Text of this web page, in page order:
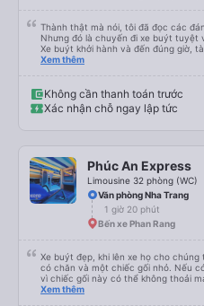
Thành thật mà nói, tôi đã đọc các
Nhưng đó là chuyến đi xe buýt tuyệt
Xe buýt khởi hành và đến đúng giờ,
dù vẫn hơi xóc, nhưng đó là đặc
Xem thêm
Không cần thanh toán trước
Xác nhận chỗ ngay lập tức
Phúc An Express
Limousine 32 phòng (WC)
Văn phòng Nha Trang
1 giờ 20 phút
Bến xe Phan Rang
Xe buýt đẹp, khi lên xe họ cho
có chăn và một chiếc gối nhỏ. Nếu
vì chiếc gối này có thể không thoải
thì không có đủ không gian về chiều
Xem thêm